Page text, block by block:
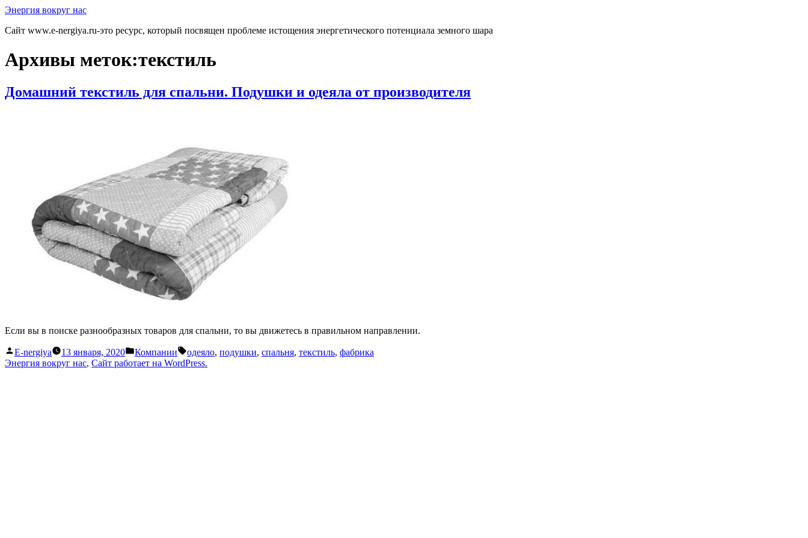
Перейти
содержимому
Энергия вокруг нас
Сайт www.e-nergiya.ru-это ресурс, который посвящен проблеме истощения энергетического потенциала земного шара
Архивы меток:текстиль
Домашний текстиль для спальни. Подушки и одеяла от производителя
Если вы в поиске разнообразных товаров для спальни, то вы движетесь в правильном направлении.
Написано
автором
E-nergiya 13 января, 2020
Написано
в
Компании Метки:
одеяло, подушки, спальня, текстиль, фабрика
Энергия вокруг нас, Сайт работает на WordPress.